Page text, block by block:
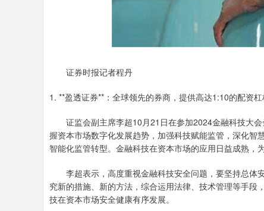
证券时报记者程丹
1. **盈透证券**：全球领先的券商，提供高达1:10的配资杠
证监会副主席李超10月21日在参加2024金融科技大会
握资本市场数字化发展趋势，加强科技赋能监管，深化智
智能化监管转型。金融科技在资本市场的应用日益成熟，
李超表示，高度重视金融科技安全问题，要坚持总体
究新的措施、新的方法，综合运用法律、技术管理等手
技在资本市场安全健康有序发展。